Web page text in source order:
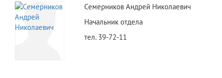
Семерников Андрей Николаевич
Начальник отдела
тел. 39-72-11